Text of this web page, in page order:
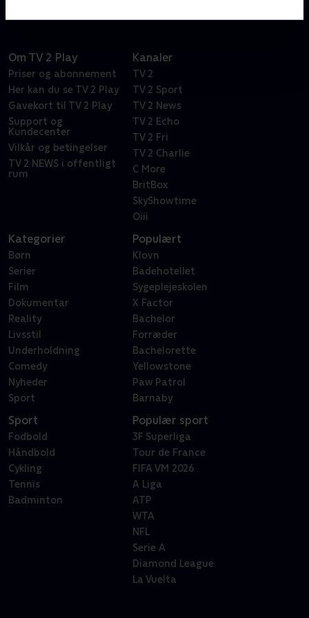
Om TV 2 Play
Priser og abonnement
Her kan du se TV 2 Play
Gavekort til TV 2 Play
Support og
Kundecenter
Vilkår og betingelser
TV 2 NEWS i offentligt
rum
Kanaler
TV 2
TV 2 Sport
TV 2 News
TV 2 Echo
TV 2 Fri
TV 2 Charlie
C More
BritBox
SkyShowtime
Oiii
Kategorier
Børn
Serier
Film
Dokumentar
Reality
Livsstil
Underholdning
Comedy
Nyheder
Sport
Populært
Klovn
Badehotellet
Sygeplejeskolen
X Factor
Bachelor
Forræder
Bachelorette
Yellowstone
Paw Patrol
Barnaby
Sport
Fodbold
Håndbold
Cykling
Tennis
Badminton
Populær sport
3F Superliga
Tour de France
FIFA VM 2026
A Liga
ATP
WTA
NFL
Serie A
Diamond League
La Vuelta